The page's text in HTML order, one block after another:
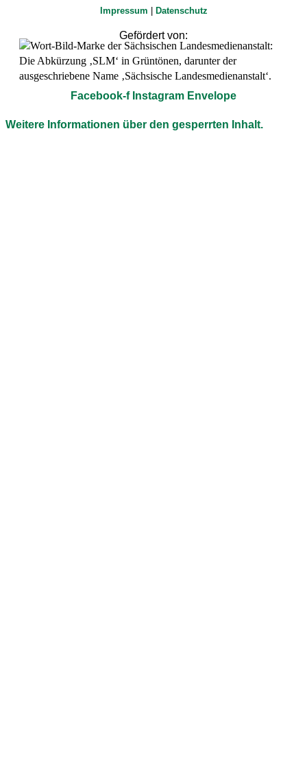
Impressum Datenschutz
Gefördert von:
Facebook-f Instagram Envelope
Weitere Informationen über den gesperrten Inhalt.